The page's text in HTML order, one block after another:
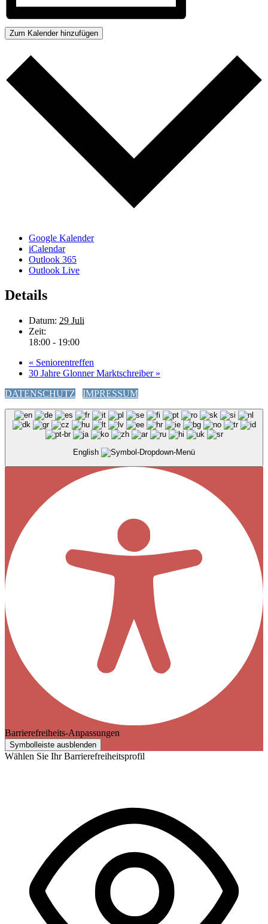
Zum Kalender hinzufügen
Google Kalender
iCalendar
Outlook 365
Outlook Live
Details
Datum: 29 Juli
Zeit:
18:00 - 19:00
« Seniorentreffen
30 Jahre Glonner Marktschreiber »
DATENSCHUTZ
IMPRESSUM
English
Barrierefreiheits-Anpassungen
Symbolleiste ausblenden
Wählen Sie Ihr Barrierefreiheitsprofil